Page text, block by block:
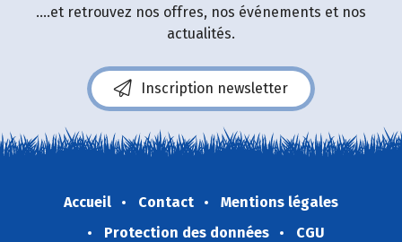
....et retrouvez nos offres, nos événements et nos
actualités.
Inscription newsletter
Accueil Contact
Mentions légales
Protection des données
CGU